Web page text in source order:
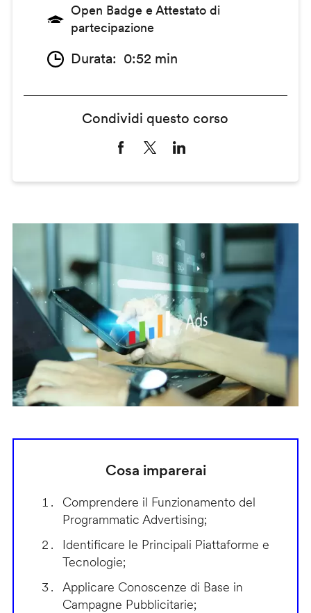
Open Badge e Attestato di
partecipazione
Durata 0:52 min
Condividi questo corso
Cosa imparerai
Comprendere il Funzionamento del
Programmatic Advertising;
Identificare le Principali Piattaforme e
Tecnologie;
Applicare Conoscenze di Base in
Campagne Pubblicitarie;